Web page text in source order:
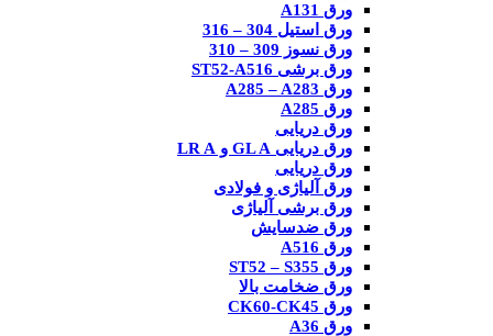
ورق A131
ورق استیل 304 – 316
ورق نسوز 309 – 310
ورق برشی ST52-A516
ورق A285 – A283
ورق A285
ورق دریایی
ورق دریایی GL A و LR A
ورق دریایی
ورق آلیاژی و فولادی
ورق برشی آلیاژی
ورق ضدسایش
ورق A516
ورق ST52 – S355
ورق ضخامت بالا
ورق CK60-CK45
ورق A36